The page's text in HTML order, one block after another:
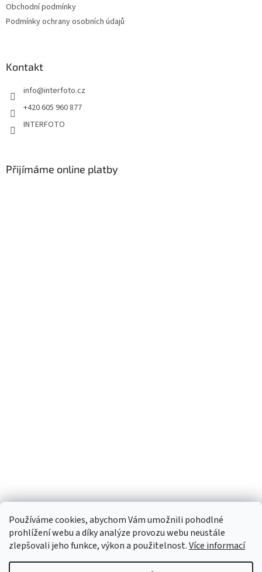
Používáme cookies, abychom Vám umožnili pohodlné
prohlížení webu a díky analýze provozu webu neustále
zlepšovali jeho funkce, výkon a použitelnost.Více informací
Obchodní podmínky
Podmínky ochrany osobních údajů
Kontakt
info@interfoto.cz
+420 605 960 877
INTERFOTO
Přijímáme online platby